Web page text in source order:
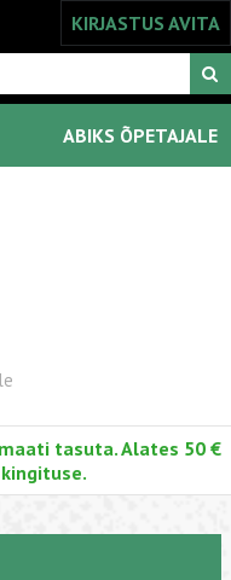
KIRJASTUS AVITA
ABIKS ÕPETAJALE
tasuta. Alates 50 €